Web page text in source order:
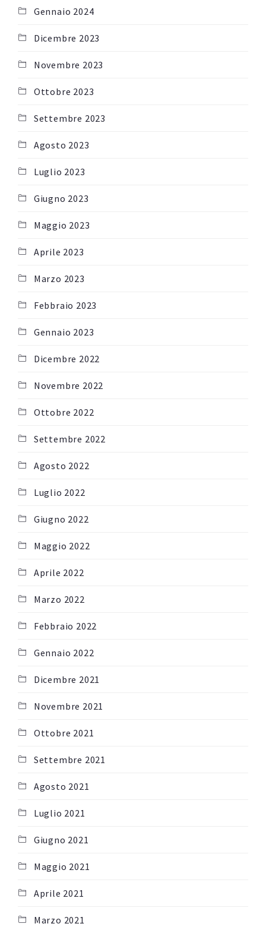
Gennaio 2024
Dicembre 2023
Novembre 2023
Ottobre 2023
Settembre 2023
Agosto 2023
Luglio 2023
Giugno 2023
Maggio 2023
Aprile 2023
Marzo 2023
Febbraio 2023
Gennaio 2023
Dicembre 2022
Novembre 2022
Ottobre 2022
Settembre 2022
Agosto 2022
Luglio 2022
Giugno 2022
Maggio 2022
Aprile 2022
Marzo 2022
Febbraio 2022
Gennaio 2022
Dicembre 2021
Novembre 2021
Ottobre 2021
Settembre 2021
Agosto 2021
Luglio 2021
Giugno 2021
Maggio 2021
Aprile 2021
Marzo 2021